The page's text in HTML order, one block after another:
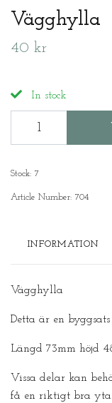
Vägghylla
40 kr
In stock
Stock: 7
Article Number: 704
INFORMATION
Vägghylla
Detta är en
Längd 73mm höjd
Vissa delar kan
få en riktigt bra yta.